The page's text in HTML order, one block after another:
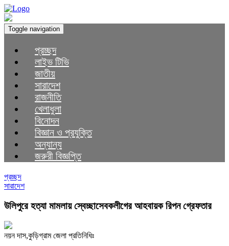
Toggle navigation
প্রচ্ছদ
লাইভ টিভি
জাতীয়
সারাদেশ
রাজনীতি
খেলাধুলা
বিনোদন
বিজ্ঞান ও প্রযুক্তি
অন্যান্য
জরুরী বিজ্ঞপ্তি
প্রচ্ছদ
সারাদেশ
উলিপুরে হত্যা মামলায় স্বেচ্ছাসেবকলীগের আহবায়ক রিপন গ্রেফতার
নয়ন দাস,কুড়িগ্রাম জেলা প্রতিনিধিঃ